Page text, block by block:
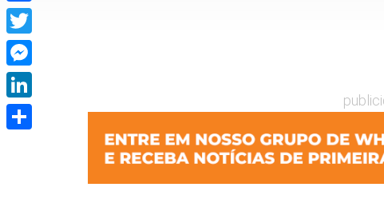
Facebook
Twitter
Messenger
LinkedIn